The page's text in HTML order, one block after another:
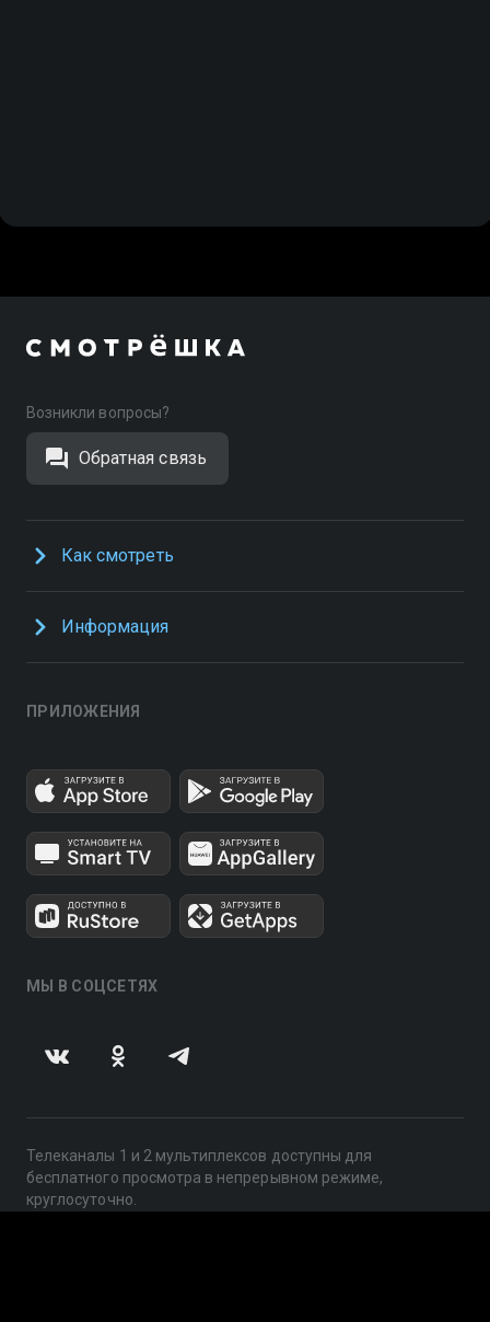
Возникли вопросы?
Обратная связь
Как смотреть
Информация
ПРИЛОЖЕНИЯ
МЫ В СОЦСЕТЯХ
Телеканалы 1 и 2 мультиплексов доступны для
бесплатного просмотра в непрерывном режиме,
круглосуточно.